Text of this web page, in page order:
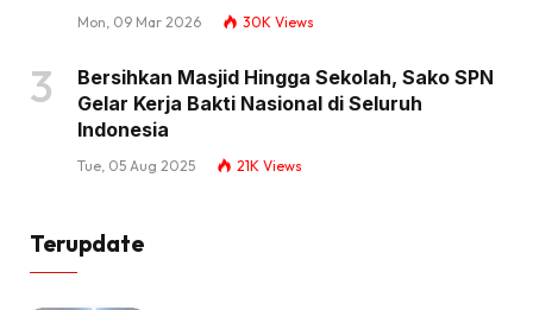
Mon, 09 Mar 2026 30K Views
Bersihkan Masjid Hingga Sekolah, Sako SPN
Gelar Kerja Bakti Nasional di Seluruh
Indonesia
Tue, 05 Aug 2025 21K Views
Terupdate